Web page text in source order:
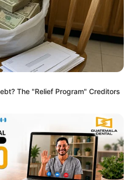
The "Relief Program" Creditors